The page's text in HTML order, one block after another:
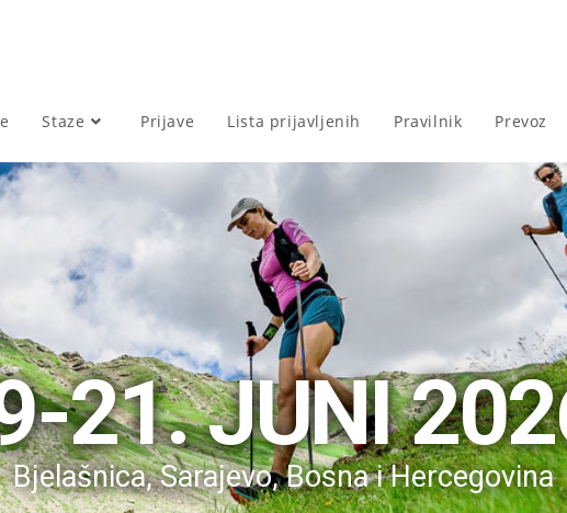
Staze Prijave Lista prijavljenih Pravilnik Prevoz
21. JUNI
Bjelašnica, Sarajevo, Bosna i Hercegovina